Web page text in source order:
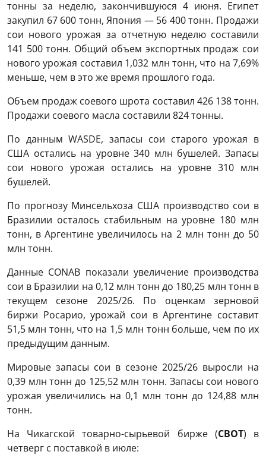
тонны за неделю, закончившуюся 4 июня. Египет
закупил 67 600 тонн, Япония — 56 400 тонн. Продажи
сои нового урожая за отчетную неделю составили
141 500 тонн. Общий объем экспортных продаж сои
нового урожая составил 1,032 млн тонн, что на 7,69%
меньше, чем в это же время прошлого года.
Объем продаж соевого шрота составил 426 138 тонн.
Продажи соевого масла составили 824 тонны.
По данным WASDE, запасы сои старого урожая в
США остались на уровне 340 млн бушелей. Запасы
сои нового урожая остались на уровне 310 млн
бушелей.
По прогнозу Минсельхоза США производство сои в
Бразилии осталось стабильным на уровне 180 млн
тонн, в Аргентине увеличилось на 2 млн тонн до 50
млн тонн.
Данные CONAB показали увеличение производства
сои в Бразилии на 0,12 млн тонн до 180,25 млн тонн в
текущем сезоне 2025/26. По оценкам зерновой
биржи Росарио, урожай сои в Аргентине составит
51,5 млн тонн, что на 1,5 млн тонн больше, чем по их
предыдущим данным.
Мировые запасы сои в сезоне 2025/26 выросли на
0,39 млн тонн до 125,52 млн тонн. Запасы сои нового
урожая увеличились на 0,1 млн тонн до 124,88 млн
тонн.
На Чикагской товарно-сырьевой бирже (CBOT) в
четверг с поставкой в июле: